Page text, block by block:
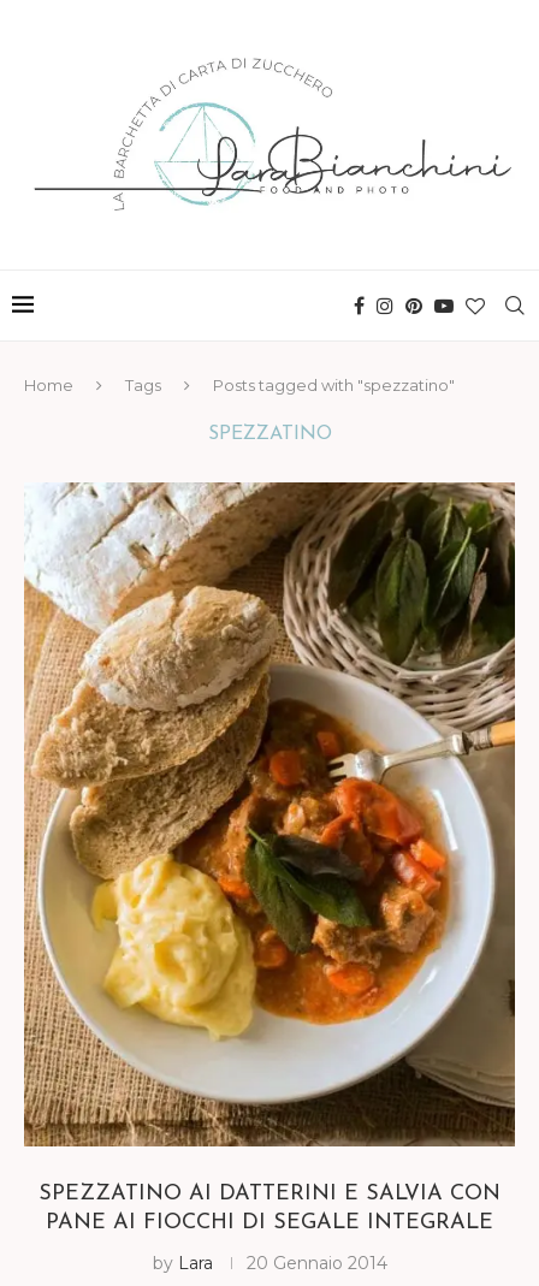
Home Tags Posts tagged with "spezzatino"
SPEZZATINO
SPEZZATINO AI DATTERINI E SALVIA CON
PANE AI FIOCCHI DI SEGALE INTEGRALE
by Lara 20 Gennaio 2014